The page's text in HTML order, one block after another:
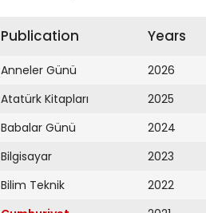
Publication
Anneler Günü
Atatürk Kitapları
Babalar Günü
Bilgisayar
Bilim Teknik
Years
2026
2025
2024
2023
2022